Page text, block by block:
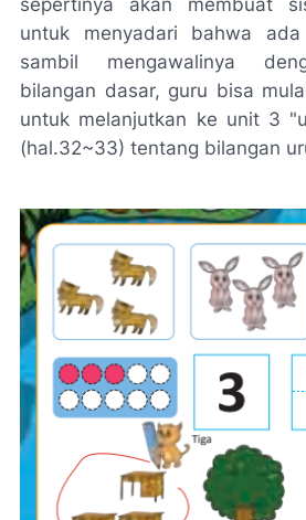
sepertinya akan membuat
untuk menyadari bahwa
sambil mengawalinya
bilangan dasar, guru bisa
untuk melanjutkan ke unit 3
(hal.32~33) tentang bilangan